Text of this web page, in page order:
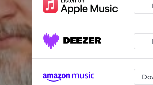
Die Nachteile
(Der weltweit führende Experte für) Patrizia Dombrowski
Sophia Thiel
Unsere Liebe tief und tödlich